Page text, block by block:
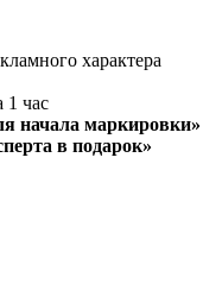
характера
1 час
начала маркировки»
в подарок»